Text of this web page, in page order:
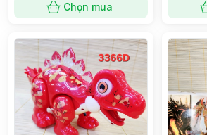
Chọn mua